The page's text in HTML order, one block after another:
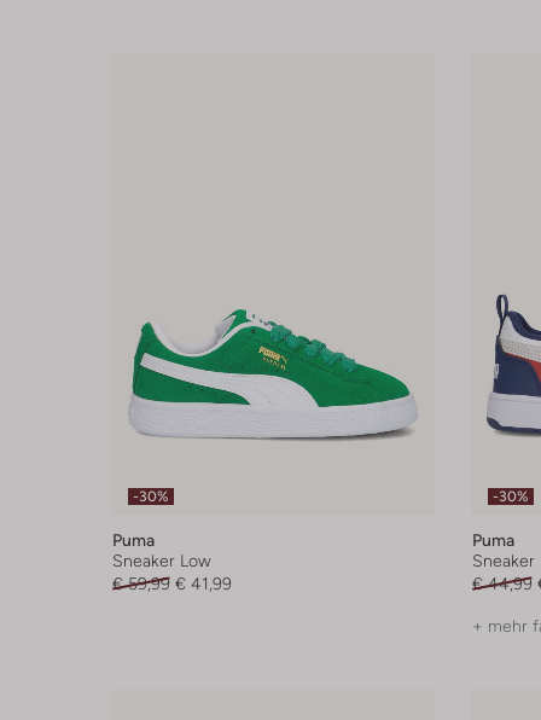
-30%
Puma
Sneaker Low
€ 59,99 € 41,99
-30%
Puma
Sneaker
€ 44,99
+ mehr